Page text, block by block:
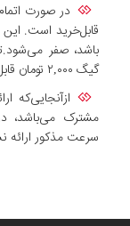
در صورت
قابل‌خرید است. این
باشد، صفر
گیگ ۲,۰۰۰ تومان قابل‌خرید است.
مشترک می‌باشد،
سرعت مذکور ارائه